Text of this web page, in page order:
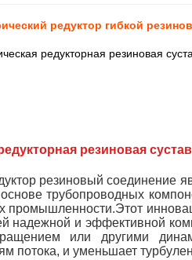
редуктор гибкой
редукторная резиновая
резиновая
резиновый соединение
трубопроводных
промышленности.Этот
надежной и эффективной
или другими
потока, и уменьшает